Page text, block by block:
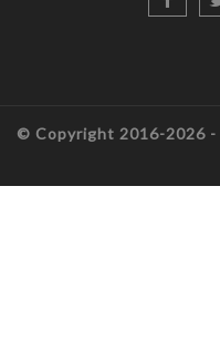
© Copyright 2016-2026 -